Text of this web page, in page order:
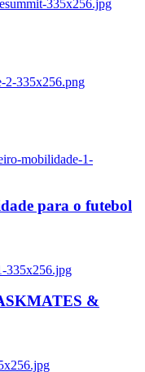
335x256.jpg
2-335x256.png
mobilidade-1-
para o futebol
335x256.jpg
&